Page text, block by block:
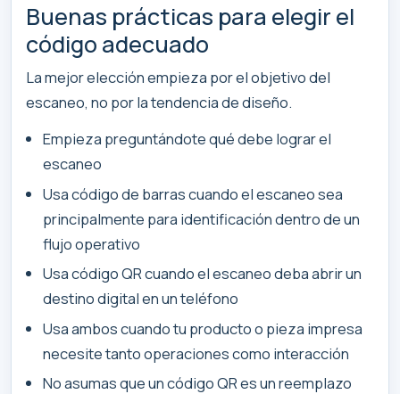
Buenas prácticas para elegir el
código adecuado
La mejor elección empieza por el objetivo del
escaneo, no por la tendencia de diseño.
Empieza preguntándote qué debe lograr el
escaneo
Usa código de barras cuando el escaneo sea
principalmente para identificación dentro de un
flujo operativo
Usa código QR cuando el escaneo deba abrir un
destino digital en un teléfono
Usa ambos cuando tu producto o pieza impresa
necesite tanto operaciones como interacción
No asumas que un código QR es un reemplazo